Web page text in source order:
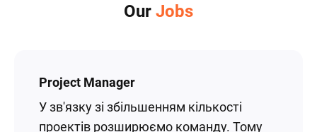
Our Jobs
Project Manager
У зв'язку зі збільшенням кількості
проектів розширюємо команду. Тому